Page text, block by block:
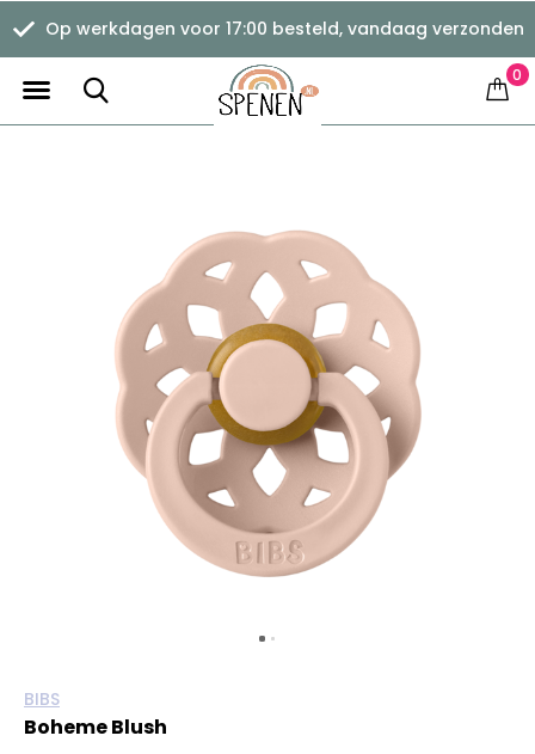
0
Op werkdagen voor 17:00 besteld, vandaag verzonden
BIBS
Boheme Blush